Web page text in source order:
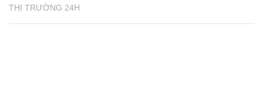
THỊ TRƯỜNG 24H